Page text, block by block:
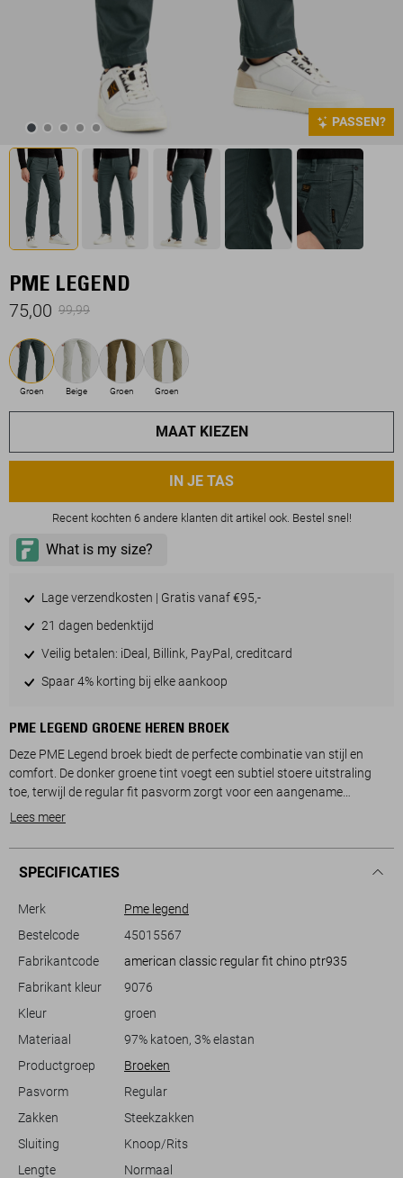
PASSEN?
PME LEGEND
75,00 99,99
Groen Beige Groen Groen
MAAT KIEZEN
IN JE TAS
Recent kochten 6 andere klanten dit artikel ook. Bestel snel!
Lage verzendkosten | Gratis vanaf €95,-
21 dagen bedenktijd
Veilig betalen: iDeal, Billink, PayPal, creditcard
Spaar 4% korting bij elke aankoop
PME LEGEND GROENE HEREN BROEK
Deze PME Legend broek biedt de perfecte combinatie van stijl en
comfort. De donker groene tint voegt een subtiel stoere uitstraling
toe, terwijl de regular fit pasvorm zorgt voor een aangename
bewegingsvrijheid. Gemaakt van 97% katoen en 3% elastaan biedt
De regular waist en klassieke steekzakken maken deze broek zowel
praktisch als modieus, geschikt voor elke dag.
aansluit bij een casual look, ideaal voor ontspannen gelegenheden of
lengte kun je deze broek makkelijk combineren met een klassiek
overhemd of een comfortabel T-shirt. Van een dag op kantoor tot een
avondje uit, deze broek levert een stijlvolle touch zonder in te boeten
Lees meer
SPECIFICATIES
Merk
Pme legend
Bestelcode
45015567
Fabrikantcode
american classic regular fit chino ptr935
Fabrikant kleur
9076
Kleur
groen
Materiaal
97% katoen, 3% elastan
Productgroep
Broeken
Pasvorm
Regular
Zakken
Steekzakken
Sluiting
Knoop/Rits
Lengte
Normaal